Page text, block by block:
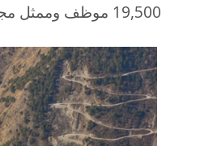
19,500 موظف وممثل مجتمعي!